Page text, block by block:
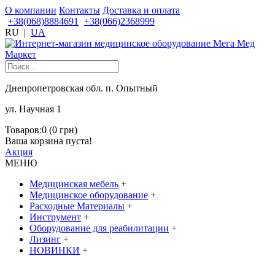
О компании Контакты Доставка и оплата
+38(068)8884691
+38(066)2368999
RU | UA
Днепропетровская обл. п. Опытный
ул. Научная 1
Товаров:0 (0 грн)
Ваша корзина пуста!
Акция
МЕНЮ
Медицинская мебель +
Медицинское оборудование +
Расходные Материалы +
Инструмент +
Оборудование для реабилитации +
Лизинг +
НОВИНКИ +